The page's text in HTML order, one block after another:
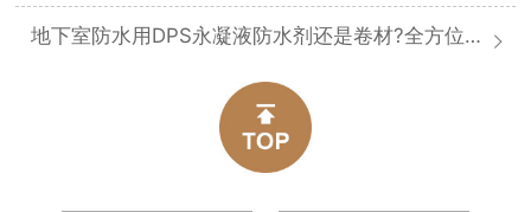
地下室防水用DPS永凝液防水剂还是卷材?全方位对比分析